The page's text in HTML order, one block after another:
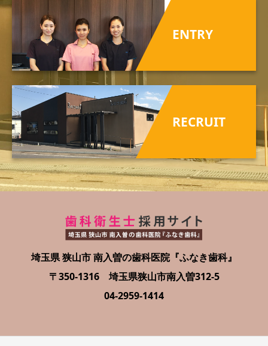
ENTRY
RECRUIT
埼玉県 狭山市 南入曽の歯科医院『ふなき歯科』
〒350-1316 埼玉県狭山市南入曽312-5
04-2959-1414